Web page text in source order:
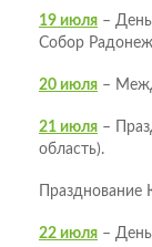
19 июля –
Собор
20 июля –
21 июля –
область).
22 июля –